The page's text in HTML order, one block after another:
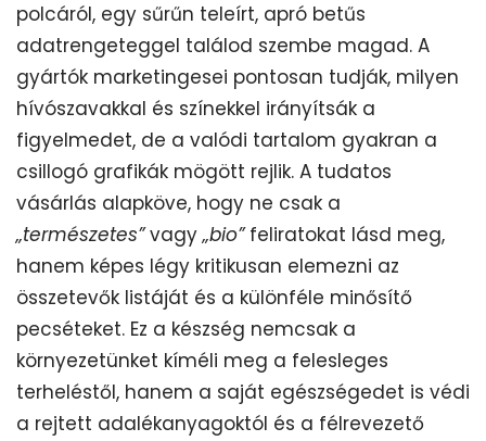
polcáról, egy sűrűn teleírt, apró betűs
adatrengeteggel találod szembe magad. A
gyártók marketingesei pontosan tudják, milyen
hívószavakkal és színekkel irányítsák a
figyelmedet, de a valódi tartalom gyakran a
csillogó grafikák mögött rejlik. A tudatos
vásárlás alapköve, hogy ne csak a
„természetes”vagy„bio”feliratokat lásd meg,
hanem képes légy kritikusan elemezni az
összetevők listáját és a különféle minősítő
pecséteket. Ez a készség nemcsak a
környezetünket kíméli meg a felesleges
terheléstől, hanem a saját egészségedet is védi
a rejtett adalékanyagoktól és a félrevezető